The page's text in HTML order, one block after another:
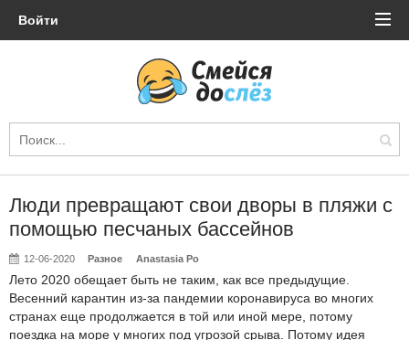
Войти
Люди превращают свои дворы в пляжи с
помощью песчаных бассейнов
12-06-2020 Разное Anastasia Po
Лето 2020 обещает быть не таким, как все предыдущие.
Весенний карантин из-за пандемии коронавируса во многих
странах еще продолжается в той или иной мере, потому
поездка на море у многих под угрозой срыва. Потому идея